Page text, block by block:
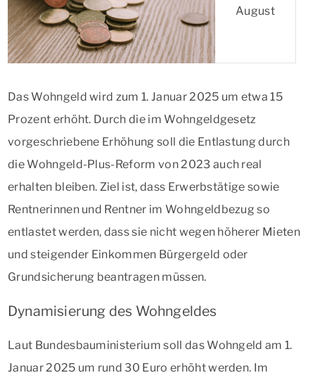
August
Das Wohngeld wird zum 1. Januar 2025 um etwa 15
Prozent erhöht. Durch die im Wohngeldgesetz
vorgeschriebene Erhöhung soll die Entlastung durch
die Wohngeld-Plus-Reform von 2023 auch real
erhalten bleiben. Ziel ist, dass Erwerbstätige sowie
Rentnerinnen und Rentner im Wohngeldbezug so
entlastet werden, dass sie nicht wegen höherer Mieten
und steigender Einkommen Bürgergeld oder
Grundsicherung beantragen müssen.
Dynamisierung des Wohngeldes
Laut Bundesbauministerium soll das Wohngeld am 1.
Januar 2025 um rund 30 Euro erhöht werden. Im